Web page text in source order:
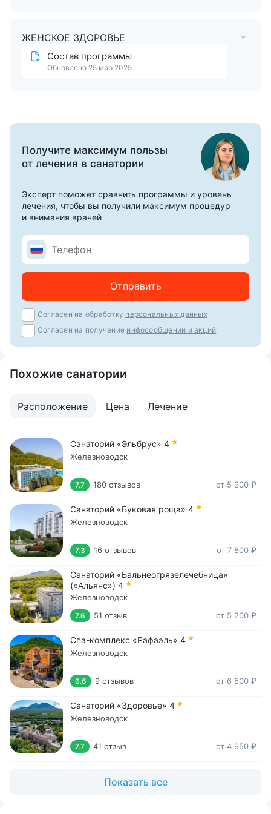
лет. Открыт детский клуб «Волшебный городок»,
разработаны оздоровительные программы, есть
детский бассейн, проводятся развивающие занятия и
ЖЕНСКОЕ ЗДОРОВЬЕ
Состав программы
Обновлено 25 мар 2025
Получите максимум пользы
от лечения в санатории
Эксперт поможет сравнить программы и уровень
лечения, чтобы вы получили максимум процедур
и внимания врачей
Отправить
Согласен на обработку персональных данных
Согласен на получение инфосообщений и акций
Похожие санатории
Расположение Цена Лечение
Санаторий «Эльбрус» 4
Железноводск
7.7 180 отзывов от 5 300 ₽
Санаторий «Буковая роща» 4
Железноводск
7.3 16 отзывов от 7 800 ₽
Санаторий «Бальнеогрязелечебница»
(«Альянс») 4
Железноводск
7.6 51 отзыв от 5 200 ₽
Спа-комплекс «Рафаэль» 4
Железноводск
6.6 9 отзывов от 6 500 ₽
Санаторий «Здоровье» 4
Железноводск
7.7 41 отзыв от 4 950 ₽
Показать все